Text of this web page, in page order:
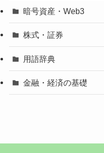
暗号資産・Web3
株式・証券
用語辞典
金融・経済の基礎